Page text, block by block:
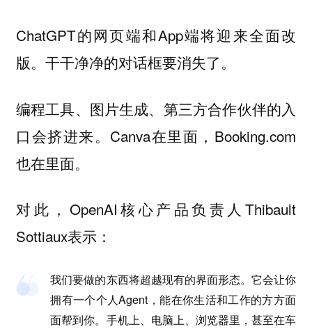
ChatGPT的网页端和App端将迎来全面改
版。干干净净的对话框要消失了。
编程工具、图片生成、第三方合作伙伴的入
口会挤进来。Canva在里面，Booking.com
也在里面。
对此，OpenAI核心产品负责人Thibault
Sottiaux表示：
我们要做的东西将超越现有的界面形态。它会让你
拥有一个个人Agent，能在你生活和工作的方方面
面帮到你。手机上、电脑上、浏览器里，甚至在车